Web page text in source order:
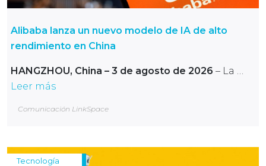
Alibaba lanza un nuevo modelo de IA de alto
rendimiento en China
HANGZHOU, China – 3 de agosto de 2026 – La …
Leer más
Comunicación LinkSpace
Tecnología